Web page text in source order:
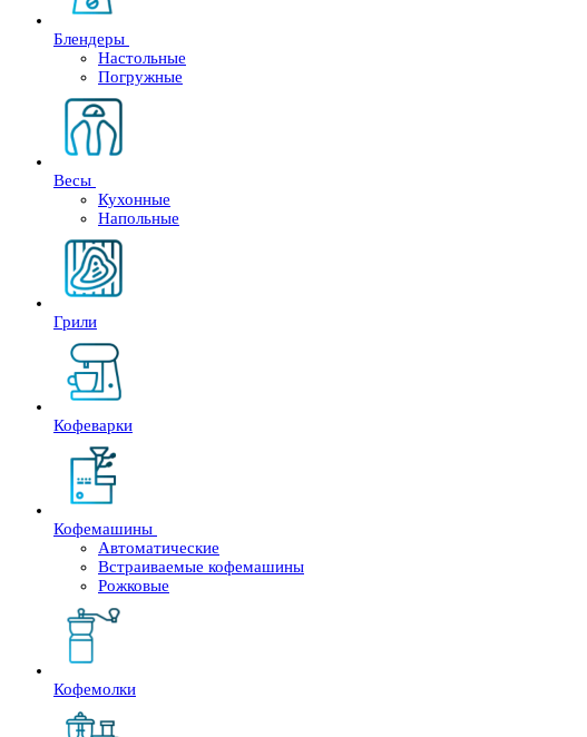
Блендеры
Настольные
Погружные
Весы
Кухонные
Напольные
Грили
Кофеварки
Кофемашины
Автоматические
Встраиваемые кофемашины
Рожковые
Кофемолки